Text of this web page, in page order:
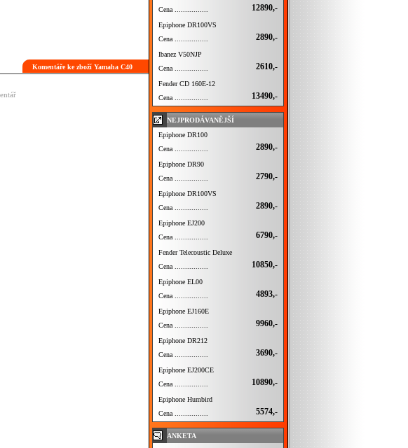
Komentáře ke zboží Yamaha C40
Cena ................
12890,-
Epiphone DR100VS
Cena ................
2890,-
Ibanez V50NJP
Cena ................
2610,-
Fender CD 160E-12
Cena ................
13490,-
NEJPRODÁVANĚJŠÍ
Epiphone DR100
Cena ................
2890,-
Epiphone DR90
Cena ................
2790,-
Epiphone DR100VS
Cena ................
2890,-
Epiphone EJ200
Cena ................
6790,-
Fender Telecoustic Deluxe
Cena ................
10850,-
Epiphone EL00
Cena ................
4893,-
Epiphone EJ160E
Cena ................
9960,-
Epiphone DR212
Cena ................
3690,-
Epiphone EJ200CE
Cena ................
10890,-
Epiphone Humbird
Cena ................
5574,-
ANKETA